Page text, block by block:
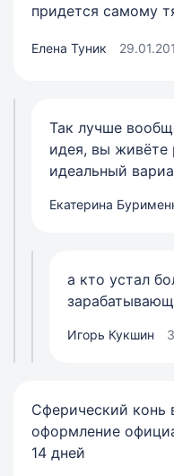
придется самому
Елена Туник
Так лучше
идея, вы живёте
идеальный
Екатерина
а кто устал
Игорь Кукшин
Сферический конь
оформление
14 дней